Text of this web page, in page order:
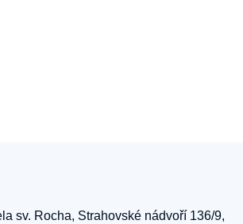
sv. Rocha, Strahovské nádvoří 136/9,